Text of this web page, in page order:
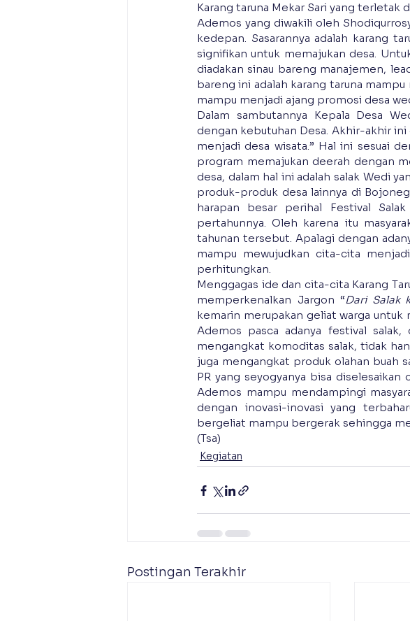
Karang taruna Mekar Sari yang terletak
Ademos yang diwakili oleh
kedepan. Sasarannya adalah karang
signifikan untuk memajukan desa.
diadakan sinau bareng manajemen,
bareng ini adalah karang taruna
mampu menjadi ajang promosi desa
Dalam sambutannya Kepala Desa
dengan kebutuhan Desa. Akhir-akhir
menjadi desa wisata.” Hal ini sesuai
program memajukan deerah dengan
desa, dalam hal ini adalah salak Wedi
produk-produk desa lainnya di
harapan besar perihal Festival
pertahunnya. Oleh karena itu
tahunan tersebut. Apalagi dengan
mampu mewujudkan cita-cita
perhitungkan.
Menggagas ide dan cita-cita Karang
memperkenalkan Jargon “Dari Salak
kemarin merupakan geliat warga untuk
Ademos pasca adanya festival
mengangkat komoditas salak, tidak
juga mengangkat produk olahan buah
PR yang seyogyanya bisa
Ademos mampu mendampingi
dengan inovasi-inovasi yang
bergeliat mampu bergerak sehingga
(Tsa)
Kegiatan
Postingan Terakhir